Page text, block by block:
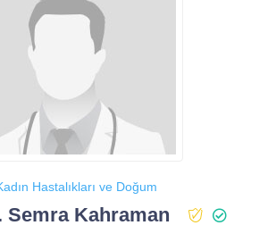
Hastalıkları ve Doğum
Semra Kahraman